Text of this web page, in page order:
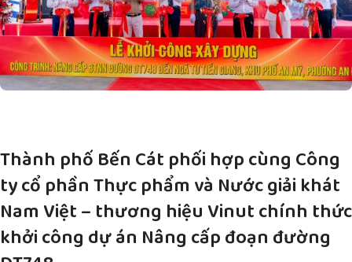
Thành phố Bến Cát phối hợp cùng Công
ty cổ phần Thực phẩm và Nước giải khát
Nam Việt – thương hiệu Vinut chính thức
khởi công dự án Nâng cấp đoạn đường